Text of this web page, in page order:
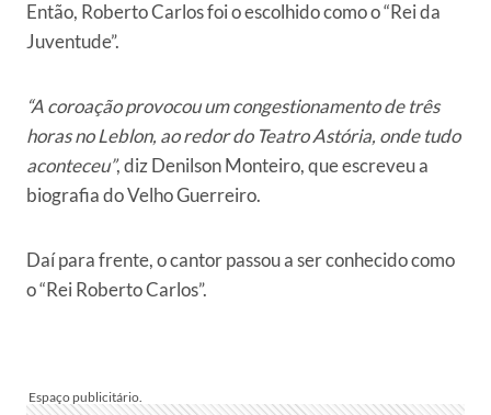
Então, Roberto Carlos foi o escolhido como o “Rei da
Juventude”.
“A coroação provocou um congestionamento de três
horas no Leblon, ao redor do Teatro Astória, onde tudo
aconteceu”, diz Denilson Monteiro, que escreveu a
biografia do Velho Guerreiro.
Daí para frente, o cantor passou a ser conhecido como
o “Rei Roberto Carlos”.